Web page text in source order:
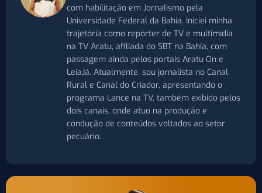
com habilitação em Jornalismo pela
Universidade Federal da Bahia. Iniciei minha
trajetória como repórter de TV e multimídia
na TV Aratu, afiliada do SBT na Bahia, com
passagem ainda pelos portais Aratu On e
LeiaJá. Atualmente, sou jornalista no Canal
Rural e Canal do Criador, apresentando o
programa Lance na TV, também exibido pelos
dois canais, onde atuo na produção e
condução de conteúdos voltados ao setor
pecuário.